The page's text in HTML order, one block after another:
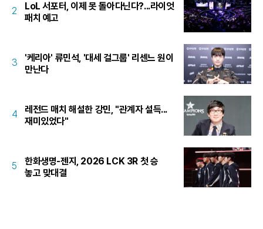
2
LoL 서포터, 이제 못 돌아다닌다?...라이엇
패치 예고
3
'케리아' 류민석, '대세 걸그룹' 리센느 원이
만난다
4
레전드 매치 해설한 강민, "관계자 설득...
재미있었다"
5
한화생명-젠지, 2026 LCK 3R 첫 승
놓고 맞대결